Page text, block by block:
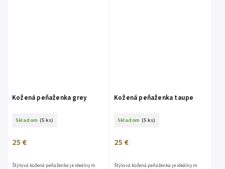
Kožená peňaženka grey
Skladom (5 ks)
25 €
Štýlová kožená peňaženka je ideálnym
Kožená peňaženka taupe
Skladom (5 ks)
25 €
Štýlová kožená peňaženka je ideálnym